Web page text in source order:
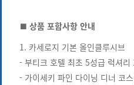
■ 상품 포함사항 안내
1. 카세로지 기본 올인클루시브
- 부티크 호텔 최초 5성급 럭셔
- 가이세키 파인 다이닝 디너 코